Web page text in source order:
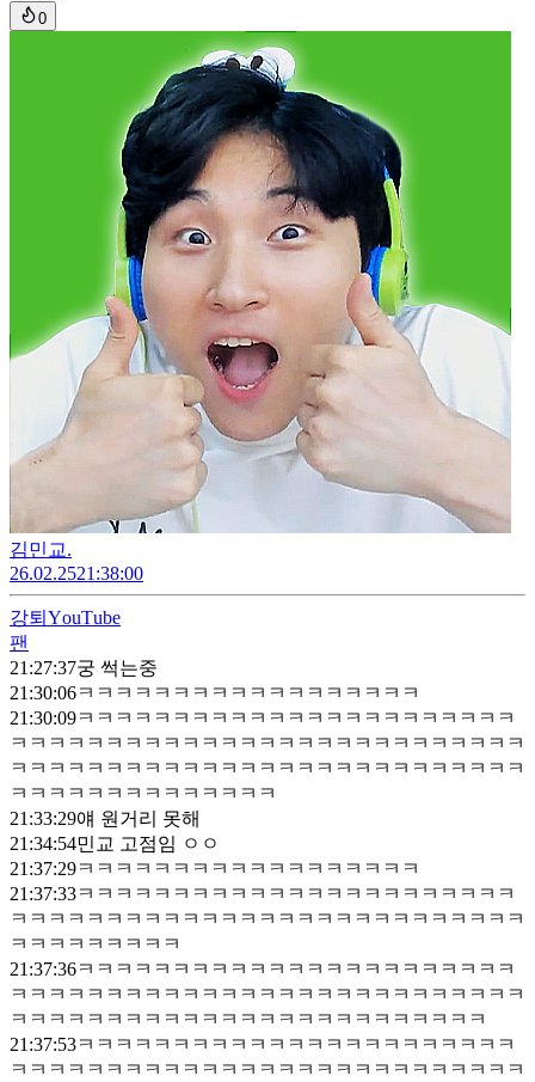
0
김민교.
26.02.2521:38:00
강퇴 ΥouΤube
팬
21:27:37궁 썩는중
21:30:06ㅋㅋㅋㅋㅋㅋㅋㅋㅋㅋㅋㅋㅋㅋㅋㅋㅋㅋ
21:30:09ㅋㅋㅋㅋㅋㅋㅋㅋㅋㅋㅋㅋㅋㅋㅋㅋㅋㅋㅋㅋㅋㅋㅋ
ㅋㅋㅋㅋㅋㅋㅋㅋㅋㅋㅋㅋㅋㅋㅋㅋㅋㅋㅋㅋㅋㅋㅋㅋㅋㅋㅋ
ㅋㅋㅋㅋㅋㅋㅋㅋㅋㅋㅋㅋㅋㅋㅋㅋㅋㅋㅋㅋㅋㅋㅋㅋㅋㅋㅋ
ㅋㅋㅋㅋㅋㅋㅋㅋㅋㅋㅋㅋㅋㅋ
21:33:29얘 원거리 못해
21:34:54민교 고점임 ㅇㅇ
21:37:29ㅋㅋㅋㅋㅋㅋㅋㅋㅋㅋㅋㅋㅋㅋㅋㅋㅋㅋ
21:37:33ㅋㅋㅋㅋㅋㅋㅋㅋㅋㅋㅋㅋㅋㅋㅋㅋㅋㅋㅋㅋㅋㅋㅋ
ㅋㅋㅋㅋㅋㅋㅋㅋㅋㅋㅋㅋㅋㅋㅋㅋㅋㅋㅋㅋㅋㅋㅋㅋㅋㅋㅋ
ㅋㅋㅋㅋㅋㅋㅋㅋㅋ
21:37:36ㅋㅋㅋㅋㅋㅋㅋㅋㅋㅋㅋㅋㅋㅋㅋㅋㅋㅋㅋㅋㅋㅋㅋ
ㅋㅋㅋㅋㅋㅋㅋㅋㅋㅋㅋㅋㅋㅋㅋㅋㅋㅋㅋㅋㅋㅋㅋㅋㅋㅋㅋ
ㅋㅋㅋㅋㅋㅋㅋㅋㅋㅋㅋㅋㅋㅋㅋㅋㅋㅋㅋㅋㅋㅋㅋㅋㅋ
21:37:53ㅋㅋㅋㅋㅋㅋㅋㅋㅋㅋㅋㅋㅋㅋㅋㅋㅋㅋㅋㅋㅋㅋㅋ
ㅋㅋㅋㅋㅋㅋㅋㅋㅋㅋㅋㅋㅋㅋㅋㅋㅋㅋㅋㅋㅋㅋㅋㅋㅋㅋㅋ